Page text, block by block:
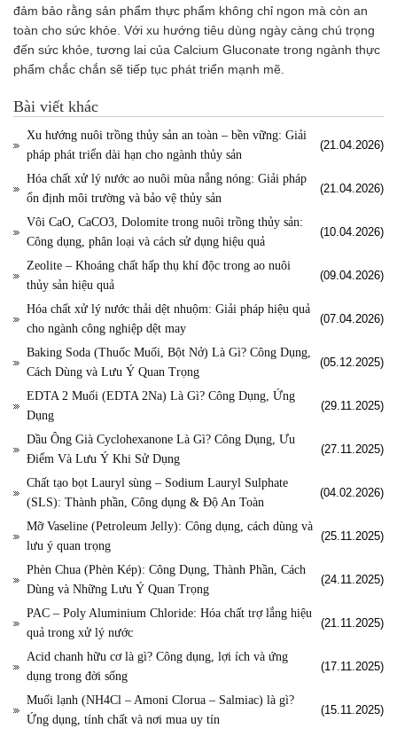
đảm bảo rằng sản phẩm thực phẩm không chỉ ngon mà còn an
toàn cho sức khỏe. Với xu hướng tiêu dùng ngày càng chú trọng
đến sức khỏe, tương lai của Calcium Gluconate trong ngành thực
phẩm chắc chắn sẽ tiếp tục phát triển mạnh mẽ.
Bài viết khác
Xu hướng nuôi trồng thủy sản an toàn – bền vững: Giải
pháp phát triển dài hạn cho ngành thủy sản
(21.04.2026)
Hóa chất xử lý nước ao nuôi mùa nắng nóng: Giải pháp
ổn định môi trường và bảo vệ thủy sản
(21.04.2026)
Vôi CaO, CaCO3, Dolomite trong nuôi trồng thủy sản:
Công dụng, phân loại và cách sử dụng hiệu quả
(10.04.2026)
Zeolite – Khoáng chất hấp thụ khí độc trong ao nuôi
thủy sản hiệu quả
(09.04.2026)
Hóa chất xử lý nước thải dệt nhuộm: Giải pháp hiệu quả
cho ngành công nghiệp dệt may
(07.04.2026)
Baking Soda (Thuốc Muối, Bột Nở) Là Gì? Công Dụng,
Cách Dùng và Lưu Ý Quan Trọng
(05.12.2025)
EDTA 2 Muối (EDTA 2Na) Là Gì? Công Dụng, Ứng
Dụng
(29.11.2025)
Dầu Ông Già Cyclohexanone Là Gì? Công Dụng, Ưu
Điểm Và Lưu Ý Khi Sử Dụng
(27.11.2025)
Chất tạo bọt Lauryl sùng – Sodium Lauryl Sulphate
(SLS): Thành phần, Công dụng & Độ An Toàn
(04.02.2026)
Mỡ Vaseline (Petroleum Jelly): Công dụng, cách dùng và
lưu ý quan trọng
(25.11.2025)
Phèn Chua (Phèn Kép): Công Dụng, Thành Phần, Cách
Dùng và Những Lưu Ý Quan Trọng
(24.11.2025)
PAC – Poly Aluminium Chloride: Hóa chất trợ lắng hiệu
quả trong xử lý nước
(21.11.2025)
Acid chanh hữu cơ là gì? Công dụng, lợi ích và ứng
dụng trong đời sống
(17.11.2025)
Muối lạnh (NH4Cl – Amoni Clorua – Salmiac) là gì?
Ứng dụng, tính chất và nơi mua uy tín
(15.11.2025)